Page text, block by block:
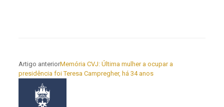
Artigo anteriorMemória CVJ: Última mulher a ocupar a
presidência foi Teresa Campregher, há 34 anos